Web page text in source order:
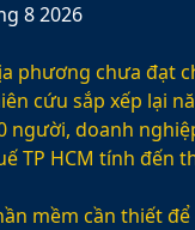
8 2026
phương chưa đạt
cứu sắp xếp lại
người, doanh
TP HCM tính đến
mềm cần thiết